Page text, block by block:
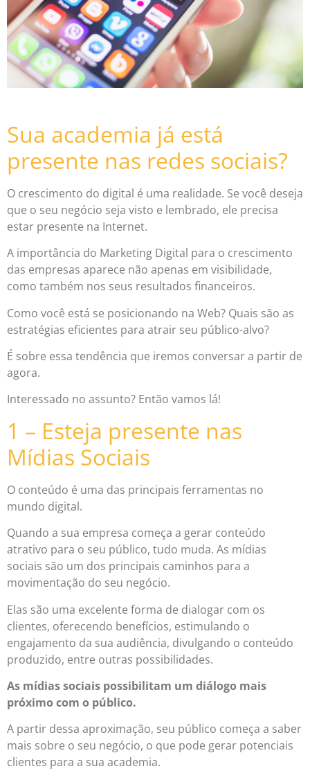
Sua academia já está
presente nas redes sociais?
O crescimento do digital é uma realidade. Se você deseja
que o seu negócio seja visto e lembrado, ele precisa
estar presente na Internet.
A importância do Marketing Digital para o crescimento
das empresas aparece não apenas em visibilidade,
como também nos seus resultados financeiros.
Como você está se posicionando na Web? Quais são as
estratégias eficientes para atrair seu público-alvo?
É sobre essa tendência que iremos conversar a partir de
agora.
Interessado no assunto? Então vamos lá!
1 – Esteja presente nas
Mídias Sociais
O conteúdo é uma das principais ferramentas no
mundo digital.
Quando a sua empresa começa a gerar conteúdo
atrativo para o seu público, tudo muda. As mídias
sociais são um dos principais caminhos para a
movimentação do seu negócio.
Elas são uma excelente forma de dialogar com os
clientes, oferecendo benefícios, estimulando o
engajamento da sua audiência, divulgando o conteúdo
produzido, entre outras possibilidades.
As mídias sociais possibilitam um diálogo mais
próximo com o público.
A partir dessa aproximação, seu público começa a saber
mais sobre o seu negócio, o que pode gerar potenciais
clientes para a sua academia.